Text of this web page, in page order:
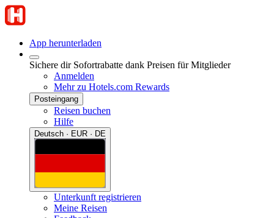
App herunterladen
Sichere dir Sofortrabatte dank Preisen für Mitglieder
Anmelden
Mehr zu Hotels.com Rewards
Posteingang
Reisen buchen
Hilfe
Deutsch · EUR · DE
Unterkunft registrieren
Meine Reisen